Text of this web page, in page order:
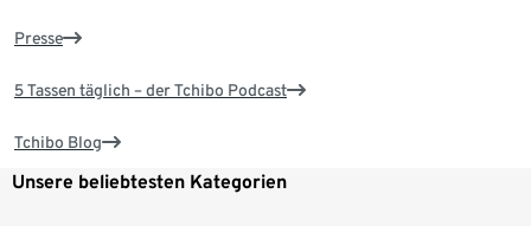
Presse
5 Tassen täglich – der Tchibo Podcast
Tchibo Blog
Unsere beliebtesten Kategorien